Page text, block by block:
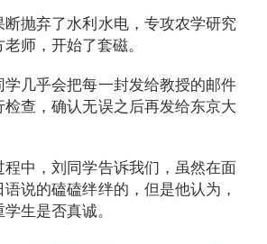
断抛弃了水利水电，专攻农学研究
师，开始了套磁。
学几乎会把每一封发给教授的邮件
查，确认无误之后再发给东京大
中，刘同学告诉我们，虽然在面
说的磕磕绊绊的，但是他认为，
生是否真诚。